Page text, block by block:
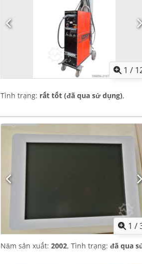
1 /
Tình trạng: rất tốt (đã qua sử dụng),
1 /
Năm sản xuất: 2002, Tình trạng: đã qua